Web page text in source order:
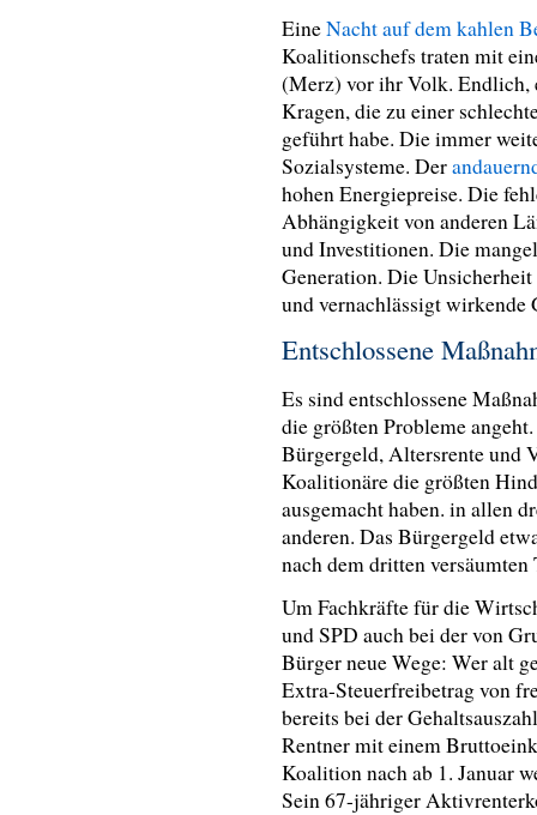
EineNacht auf dem kahlen
Koalitionschefs traten mit
(Merz) vor ihr Volk. Endlich,
Kragen, die zu einer
geführt habe. Die immer
Sozialsysteme. Der
hohen Energiepreise. Die
Abhängigkeit von anderen
und Investitionen. Die
Generation. Die
und vernachlässigt
Entschlossene
Es sind entschlossene
die größten Probleme
Bürgergeld, Altersrente und
Koalitionäre die größten
ausgemacht haben. in allen
anderen. Das Bürgergeld
nach dem dritten
Um Fachkräfte für die
und SPD auch bei der von
Bürger neue Wege: Wer alt
Extra-Steuerfreibetrag von
bereits bei der
Rentner mit einem
Koalition nach ab 1. Januar
Sein 67-jähriger